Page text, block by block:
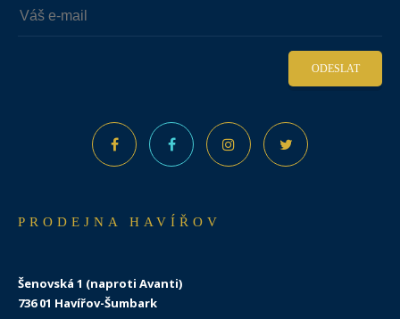
ODESLAT
PRODEJNA HAVÍŘOV
Šenovská 1 (naproti Avanti)
736 01 Havířov-Šumbark